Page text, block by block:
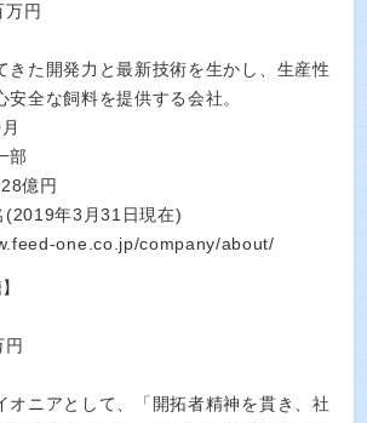
万円
きた開発力と最新技術を生かし、生産性
安全な飼料を提供する会社。
部
億円
(2019年3月31日現在)
one.co.jp/company/about/
円
オニアとして、「開拓者精神を貫き、社